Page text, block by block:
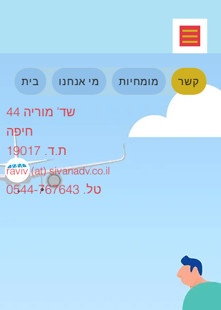
בית מי אנחנו מומחיות קשר
שד' מוריה 44
חיפה
ת.ד. 19017
raviv (at) sivanadv.co.il
טל. 0544-767643